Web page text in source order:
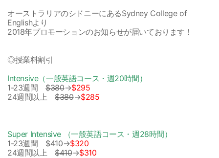
オーストラリアのシドニーにあるSydney College of
Englishより
2018年プロモーションのお知らせが届いております！
◎授業料割引
Intensive（一般英語コース・週20時間）
1-23週間$380→$295
24週間以上$380→$285
Super Intensive （一般英語コース・週28時間）
1-23週間$410→$320
24週間以上$410→$310